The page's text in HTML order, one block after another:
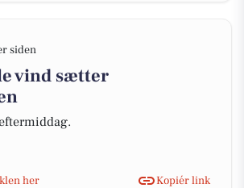
siden
vind sætter
her
Kopiér link